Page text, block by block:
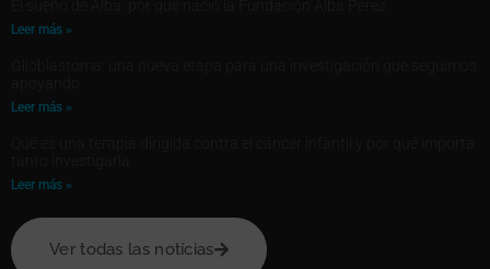
Leer más »
Leer más »
Leer más »
Ver todas las notícias